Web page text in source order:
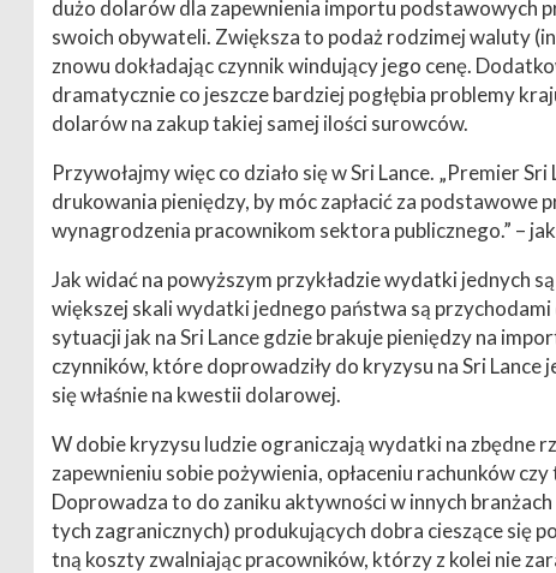
dużo dolarów dla zapewnienia importu podstawowych
swoich obywateli. Zwiększa to podaż rodzimej waluty
znowu dokładając czynnik windujący jego cenę.
dramatycznie co jeszcze bardziej pogłębia problemy
dolarów na zakup takiej samej ilości surowców.
Przywołajmy więc co działo się w Sri Lance. „Premier
drukowania pieniędzy, by móc zapłacić za podstawowe
wynagrodzenia pracownikom sektora publicznego.” – jak
Jak widać na powyższym przykładzie wydatki jednych
większej skali wydatki jednego państwa są
sytuacji jak na Sri Lance gdzie brakuje pieniędzy na
czynników, które doprowadziły do kryzysu na Sri Lance
się właśnie na kwestii dolarowej.
W dobie kryzysu ludzie ograniczają wydatki na zbędne
zapewnieniu sobie pożywienia, opłaceniu rachunków
Doprowadza to do zaniku aktywności w innych
tych zagranicznych) produkujących dobra cieszące się
tną koszty zwalniając pracowników, którzy z kolei nie